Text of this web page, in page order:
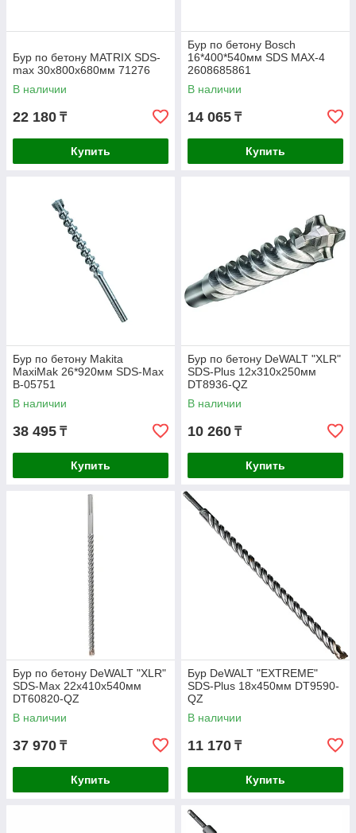
Бур по бетону MATRIX SDS-
max 30x800х680мм 71276
В наличии
22 180 ₸
Купить
Бур по бетону Bosch
16*400*540мм SDS MAХ-4
2608685861
В наличии
14 065 ₸
Купить
Бур по бетону Makita
MaxiMak 26*920мм SDS-Max
B-05751
В наличии
38 495 ₸
Купить
Бур по бетону DeWALT "XLR"
SDS-Plus 12x310x250мм
DT8936-QZ
В наличии
10 260 ₸
Купить
Бур по бетону DeWALT "XLR"
SDS-Max 22х410х540мм
DT60820-QZ
В наличии
37 970 ₸
Купить
Бур DeWALT "EXTREME"
SDS-Plus 18х450мм DT9590-
QZ
В наличии
11 170 ₸
Купить